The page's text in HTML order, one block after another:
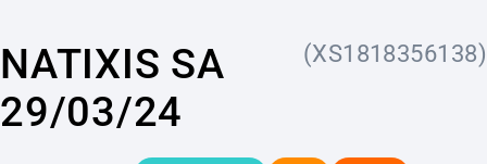
NATIXIS SA
29/03/24
(XS1818356138)